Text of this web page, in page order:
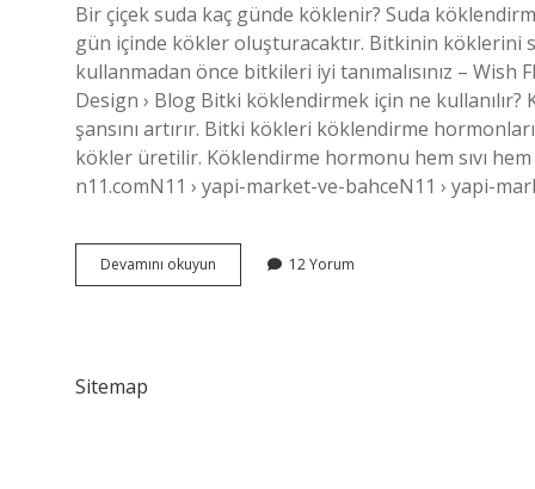
Bir çiçek suda kaç günde köklenir? Suda
gün içinde kökler oluşturacaktır. Bitkinin
kullanmadan önce bitkileri iyi tanımalısınız –
Design › Blog Bitki köklendirmek için ne
şansını artırır. Bitki kökleri köklendirme
kökler üretilir. Köklendirme hormonu hem sıvı
n11.comN11 › yapi-market-ve-bahceN11 › yapi-
Devamını okuyun
Dalı
12 Yorum
Sitemap